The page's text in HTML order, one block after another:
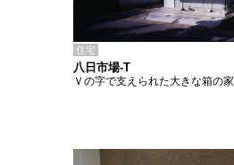
住宅
八日市場-T
Ｖの字で支えられた大きな箱の家